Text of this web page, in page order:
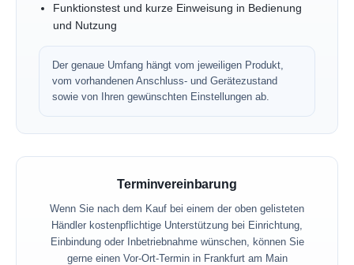
Funktionstest und kurze Einweisung in Bedienung
und Nutzung
Der genaue Umfang hängt vom jeweiligen Produkt,
vom vorhandenen Anschluss- und Gerätezustand
sowie von Ihren gewünschten Einstellungen ab.
Terminvereinbarung
Wenn Sie nach dem Kauf bei einem der oben gelisteten
Händler kostenpflichtige Unterstützung bei Einrichtung,
Einbindung oder Inbetriebnahme wünschen, können Sie
gerne einen Vor-Ort-Termin in Frankfurt am Main